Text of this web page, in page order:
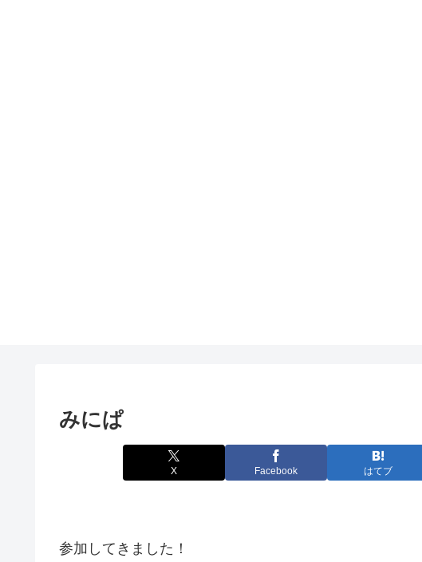
みにぱ
X Facebook はてブ
参加してきました！